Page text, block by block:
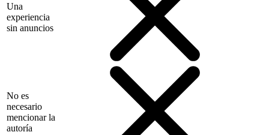
Una
experiencia
sin anuncios
No es
necesario
mencionar la
autoría